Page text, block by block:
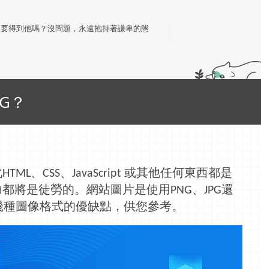
得到他嗎？沒問題，永遠抱持著謙卑的態
？
HTML、 CSS、 JavaScript 或其他任何東西都是
將是徒勞的。網站圖片是使用 PNG、 JPG還
圖像格式的優缺點，供您參考。